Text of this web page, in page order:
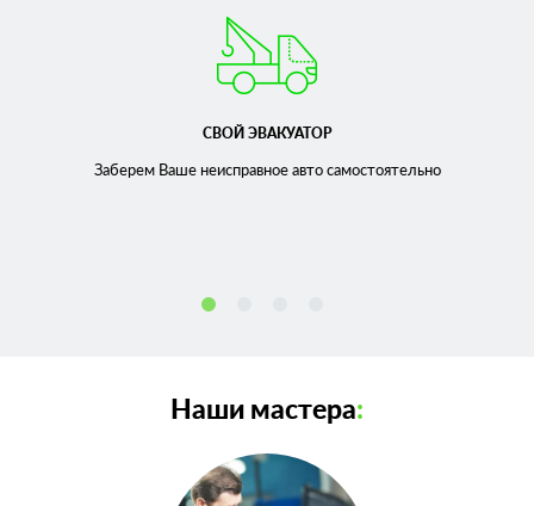
СВОЙ ЭВАКУАТОР
Заберем Ваше неисправноеавто самостоятельно
Наши мастера: